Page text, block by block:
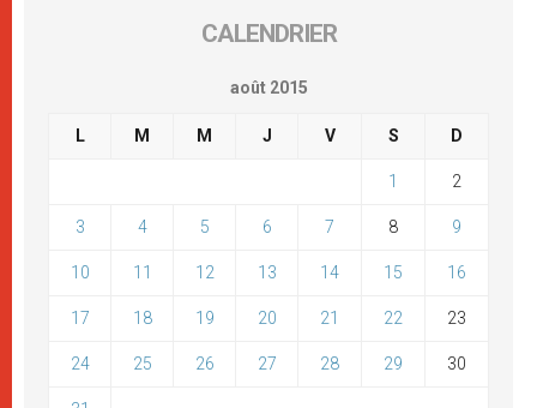
CALENDRIER
août 2015
L M M J V S D
1 2
3 4 5 6 7 8 9
10 11 12 13 14 15 16
17 18 19 20 21 22 23
24 25 26 27 28 29 30